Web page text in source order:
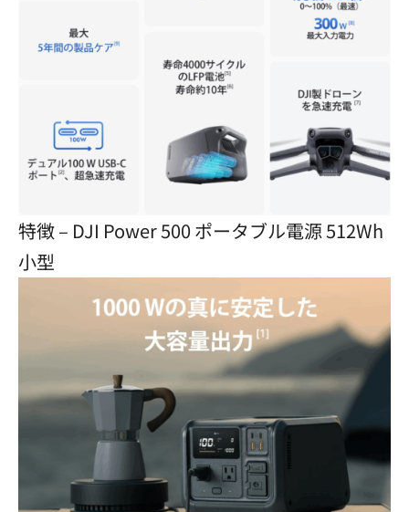
特徴 – DJI Power 500 ポータブル電源 512Wh
小型